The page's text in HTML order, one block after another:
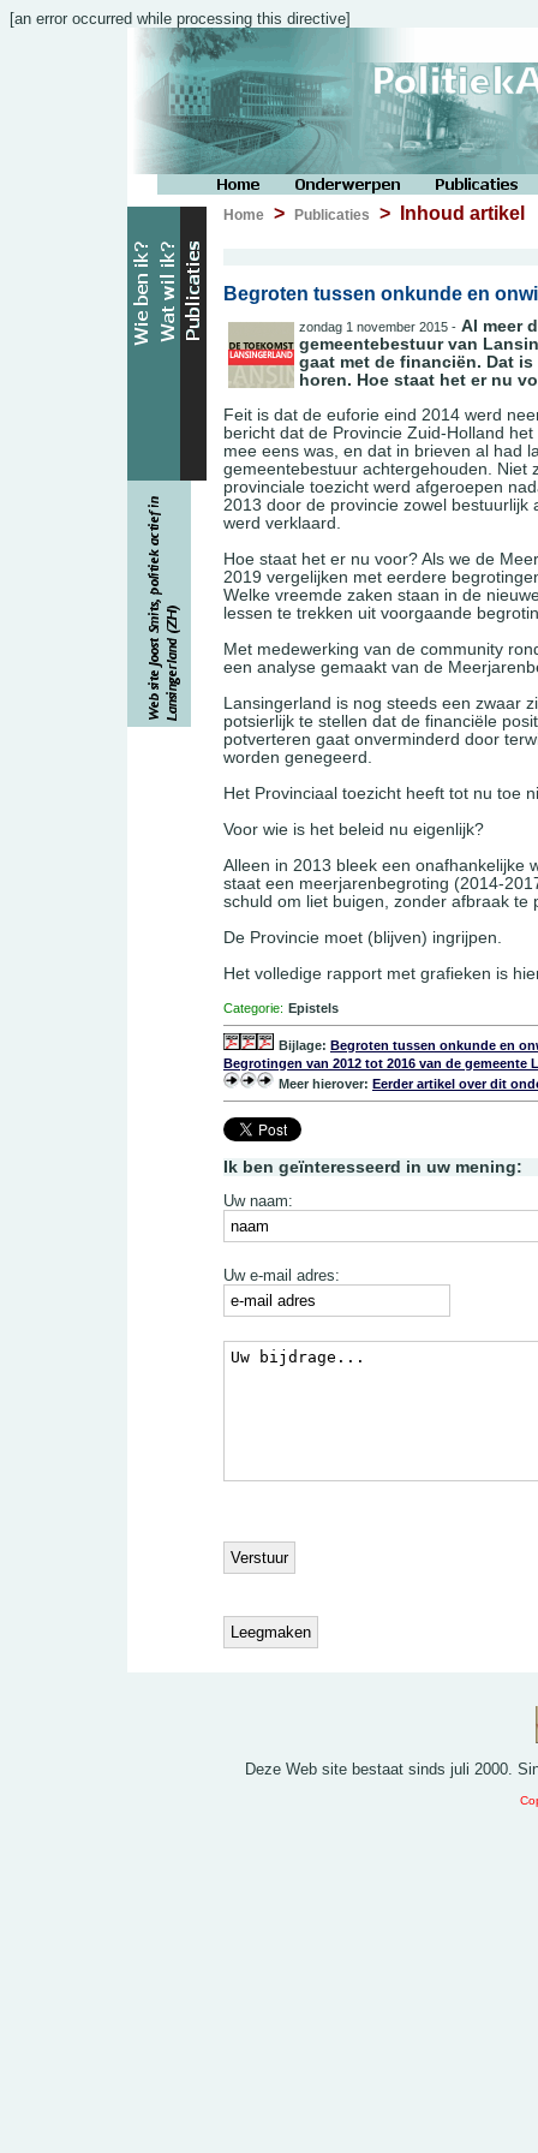
[an error occurred while processing this directive]
Home > Publicaties > Inhoud artikel
Begroten tussen onkunde en
zondag 1 november 2015 - Al meer
gemeentebestuur van
gaat met de financiën. Dat
horen. Hoe staat het er nu
Feit is dat de euforie eind 2014 werd
bericht dat de Provincie Zuid-Holland
mee eens was, en dat in brieven al had
gemeentebestuur achtergehouden. Niet
provinciale toezicht werd afgeroepen
2013 door de provincie zowel bestuurlijk
werd verklaard.
Hoe staat het er nu voor? Als we de
2019 vergelijken met eerdere
Welke vreemde zaken staan in de
lessen te trekken uit voorgaande
Met medewerking van de community
een analyse gemaakt van de
Lansingerland is nog steeds een zwaar
potsierlijk te stellen dat de financiële
potverteren gaat onverminderd door
worden genegeerd.
Het Provinciaal toezicht heeft tot nu toe
Voor wie is het beleid nu eigenlijk?
Alleen in 2013 bleek een onafhankelijke
staat een meerjarenbegroting (2014-
schuld om liet buigen, zonder afbraak te
De Provincie moet (blijven) ingrijpen.
Het volledige rapport met grafieken is
Categorie: Epistels
Bijlage: Begroten tussen onkunde en
Begrotingen van 2012 tot 2016 van de gemeente
Meer hierover: Eerder artikel over dit
Ik ben geïnteresseerd in uw mening:
Uw naam:
Uw e-mail adres:
Deze Web site bestaat sinds juli 2000.